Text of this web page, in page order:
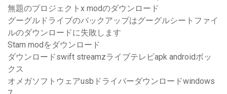
無題のプロジェクトx modのダウンロード
グーグルドライブのバックアップはグーグルシートファイ
ルのダウンロードに失敗します
Stam modをダウンロード
ダウンロードswift streamzライブテレビapk androidボッ
クス
オメガソフトウェアusbドライバーダウンロードwindows